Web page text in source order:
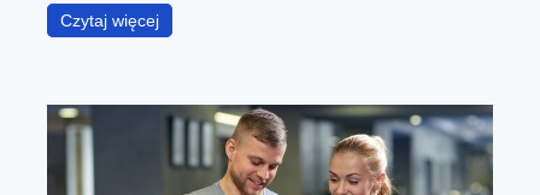
snu, wzrost poziomu energii, wyostrzenie
koncentracji, redukcję stresu oraz wzmocnienie
to jednak założenie błędne. Poszczególne
adaptogeny wyraźnie różnią się od siebie
mechanizmem działania, ich skuteczność zależy od
specyficznego kontekstu stosowania, a jakość
Czytaj więcej